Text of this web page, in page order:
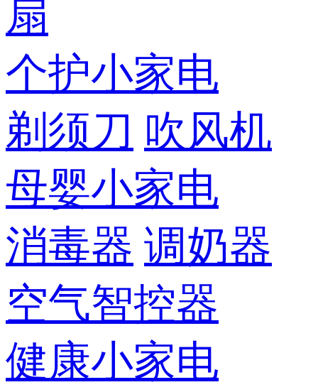
扇
个护小家电
剃须刀 吹风机
母婴小家电
消毒器 调奶器
空气智控器
健康小家电